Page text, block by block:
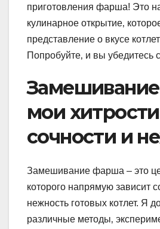
приготовления фарша! Это
кулинарное открытие‚
представление о вкусе
Попробуйте‚ и вы убедитесь
мои
сочности и
Замешивание фарша – это
которого напрямую зависит
нежность готовых котлет. Я
различные методы‚